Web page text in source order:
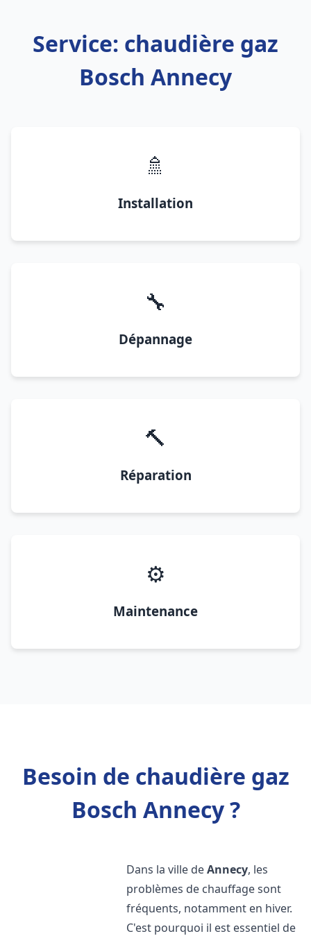
Service: chaudière gaz
Bosch Annecy
🚿
Installation
🔧
Dépannage
🔨
Réparation
⚙️
Maintenance
Besoin de chaudière gaz
Bosch Annecy ?
Dans la ville deAnnecy, les
problèmes de chauffage sont
fréquents, notamment en hiver.
C'est pourquoi il est essentiel de